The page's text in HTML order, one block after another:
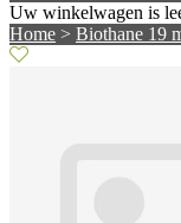
Uw winkelwagen is
Home > Biothane 19